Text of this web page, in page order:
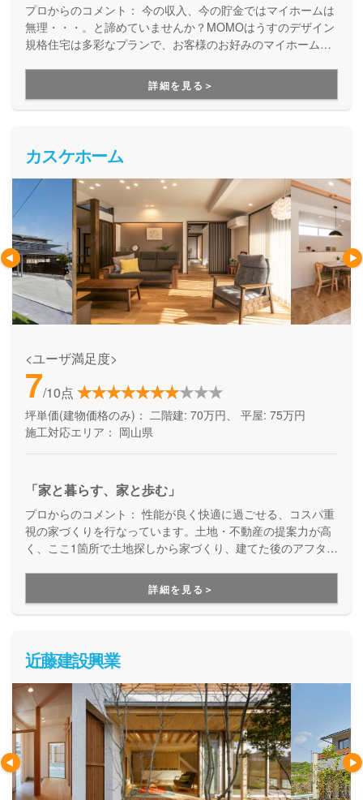
プロからのコメント： 今の収入、今の貯金ではマイホームは
無理・・・。と諦めていませんか？MOMOはうすのデザイン
規格住宅は多彩なプランで、お客様のお好みのマイホームが
詳細を見る＞
カスケホーム
<ユーザ満足度>
7/10点
坪単価(建物価格のみ)： 二階建: 70万円、 平屋: 75万円
施工対応エリア： 岡山県
「家と暮らす、家と歩む」
プロからのコメント： 性能が良く快適に過ごせる、コスパ重
視の家づくりを行なっています。土地・不動産の提案力が高
く、ここ1箇所で土地探しから家づくり、建てた後のアフター
する必要がなく、ずっと安心してお任せいただけます。
詳細を見る＞
近藤建設興業